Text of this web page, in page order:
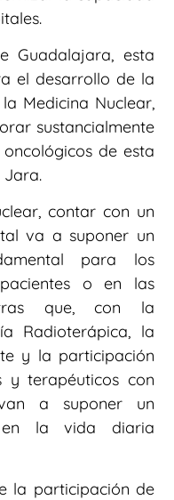
Guadalajara, esta
el desarrollo de la
Medicina Nuclear,
sustancialmente
de esta
Jara.
contar con un
va a suponer un
para los
o en las
que, con la
Radioterápica, la
y la participación
y terapéuticos con
a suponer un
en la vida diaria
la participación de